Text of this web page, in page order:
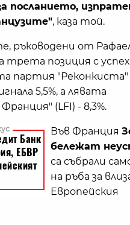
посланието,
, каза той.
ръководени от
трета позиция с
партия "Реконкиста"
5,5%, а лявата
(LFI) - 8,3%.
Във Франция
бележат
са събрали
на ръба за
Европейския